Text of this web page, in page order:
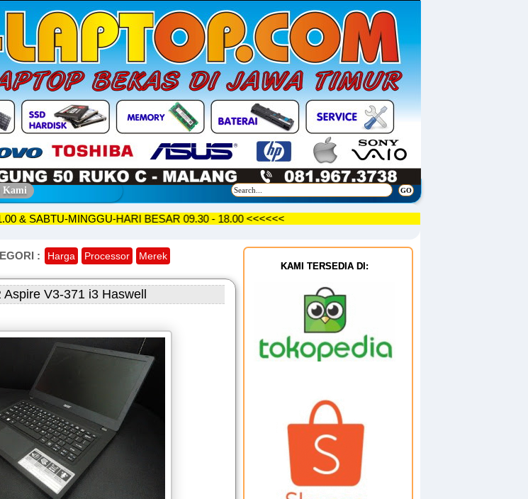
Kami
- 21.00 & SABTU-MINGGU-HARI BESAR 09.30 - 18.00 <<<<<<
: Harga Processor Merek
V3-371 i3 Haswell
KAMI TERSEDIA DI: